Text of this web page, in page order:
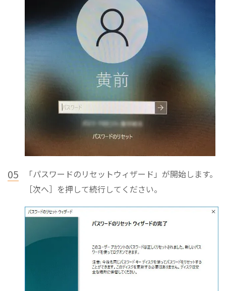
05
「パスワードのリセットウィザード」が開始します。
［次へ］を押して続行してください。